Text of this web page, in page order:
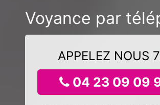
Voyance par
APPELEZ NOUS
04 23 09 09